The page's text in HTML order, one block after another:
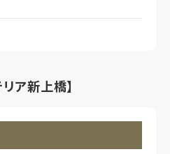
ア新上橋】